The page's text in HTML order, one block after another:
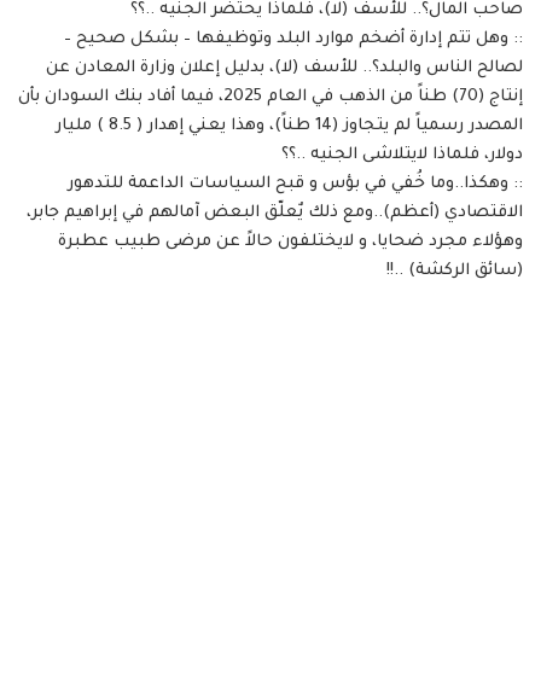
صاحب المال؟.. للأسف (لا)، فلماذا يحتضر الجنيه ..؟؟
:: وهل تتم إدارة أضخم موارد البلد وتوظيفها – بشكل صحيح –
لصالح الناس والبلد؟.. للأسف (لا)، بدليل إعلان وزارة المعادن عن
إنتاج (70) طناً من الذهب في العام 2025، فيما أفاد بنك السودان بأن
المصدر رسمياً لم يتجاوز (14 طناً)، وهذا يعني إهدار ( 8.5 ) مليار
دولار، فلماذا لايتلاشى الجنيه ..؟؟
:: وهكذا..وما خُفي في بؤس و قبح السياسات الداعمة للتدهور
الاقتصادي (أعظم)..ومع ذلك يٌعلّق البعض آمالهم في إبراهيم جابر،
وهؤلاء مجرد ضحايا، و لايختلفون حالاً عن مرضى طبيب عطبرة
(سائق الركشة) ..!!